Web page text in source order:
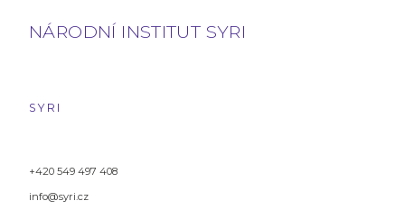
NÁRODNÍ INSTITUT SYRI
SYRI
+420 549 497 408
info@syri.cz